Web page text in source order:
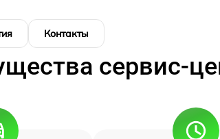
Контакты
сервис-